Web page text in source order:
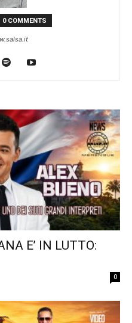
0 COMMENTS
E’ IN LUTTO:
0